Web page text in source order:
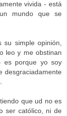
vivida - está
mundo que se
su simple opinión,
leo y me obstinan
es porque yo soy
desgraciadamente
que ud no es
ser católico, ni de